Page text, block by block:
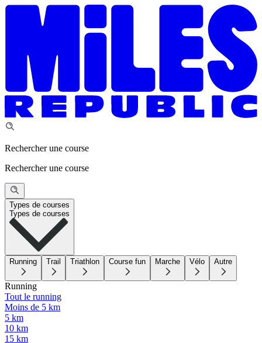
Rechercher une course
Rechercher une course
Types de courses
Types de courses
Running Trail Triathlon Course fun Marche Vélo Autre
Running
Tout le running
Moins de 5 km
5 km
10 km
15 km